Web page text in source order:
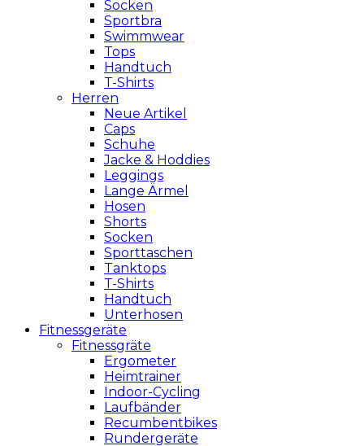
Socken
Sportbra
Swimmwear
Tops
Handtuch
T-Shirts
Herren
Neue Artikel
Caps
Schuhe
Jacke & Hoddies
Leggings
Lange Ärmel
Hosen
Shorts
Socken
Sporttaschen
Tanktops
T-Shirts
Handtuch
Unterhosen
Fitnessgeräte
Fitnessgräte
Ergometer
Heimtrainer
Indoor-Cycling
Laufbänder
Recumbentbikes
Rundergeräte